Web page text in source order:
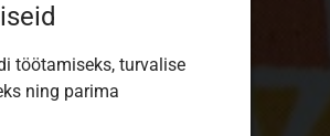
töötamiseks, turvalise
ning parima